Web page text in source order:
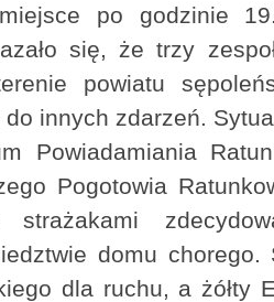
po godzinie
się, że trzy
powiatu
innych zdarzeń.
Powiadamiania
Pogotowia
strażakami
domu
dla ruchu, a żółty